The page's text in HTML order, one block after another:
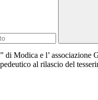
di Modica e l’
al rilascio del